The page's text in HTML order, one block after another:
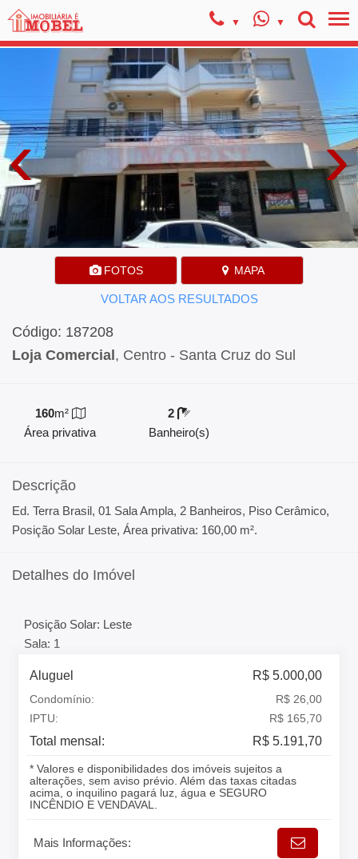
‹ ›
FOTOS MAPA
VOLTAR AOS RESULTADOS
Código: 187208
Loja Comercial , Centro - Santa Cruz do Sul
160m²
Área privativa
2
Banheiro(s)
Descrição
Ed. Terra Brasil, 01 Sala Ampla, 2 Banheiros, Piso Cerâmico,
Posição Solar Leste, Área privativa: 160,00 m².
Detalhes do Imóvel
Posição Solar: Leste
Sala: 1
Aluguel R$ 5.000,00
Condomínio:
R$ 26,00
IPTU:
R$ 165,70
Total mensal: R$ 5.191,70
* Valores e disponibilidades dos imóveis sujeitos a
alterações, sem aviso prévio. Além das taxas citadas
acima, o inquilino pagará luz, água e SEGURO
INCÊNDIO E VENDAVAL.
Mais Informações: